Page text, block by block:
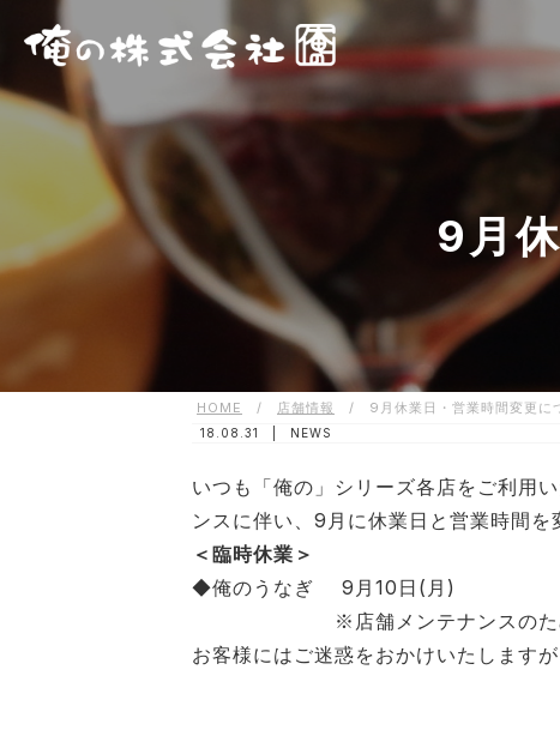
9月
HOME / 店舗情報 / 9月休業日・営業時間変更に
18.08.31 | NEWS
いつも「俺の」シリーズ各店をご利用
ンスに伴い、9月に休業日と営業時間を
＜臨時休業＞
◆俺のうなぎ 9月10日(月)
※店舗メンテナンスのため、
お客様にはご迷惑をおかけいたします